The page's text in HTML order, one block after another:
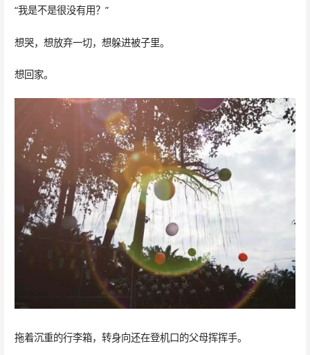
“我是不是很没有用？”
想哭，想放弃一切，想躲进被子里。
想回家。
拖着沉重的行李箱，转身向还在登机口的父母挥挥手。